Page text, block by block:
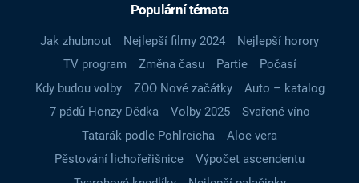
Populární témata
Jak zhubnout Nejlepší filmy 2024
Nejlepší horory
TV program
Změna času Partie
Počasí
Kdy budou volby
ZOO Nové začátky
Auto – katalog
7 pádů Honzy Dědka
Volby 2025
Svařené víno
Tatarák podle Pohlreicha
Aloe vera
Pěstování lichořeřišnice
Výpočet ascendentu